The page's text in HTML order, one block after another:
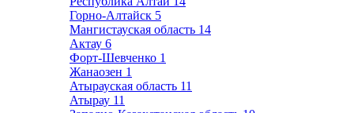
Горно-Алтайск 5
Мангистауская область 14
Актау 6
Форт-Шевченко 1
Жанаозен 1
Атырауская область 11
Атырау 11